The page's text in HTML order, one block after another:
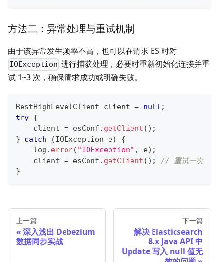
方法二：异常处理与重试机制
由于该异常发生频率不高，也可以在请求 ES 时对
IOException 进行捕获处理，必要时重新初始化连接并重
试 1~3 次，确保请求成功或明确失败。
RestHighLevelClient client = null ;
try {
    client
= esConf . getClient ( ) ;
}
catch (IOException e)
{
    log
. error( "IOException" , e) ;
    client
= esConf . getClient ( ) ;
// 重试一次
}
上一篇
深入浅出 Debezium
数据同步实战
下一篇
解决 Elasticsearch
8.x Java API 中
Update 写入 null 值无